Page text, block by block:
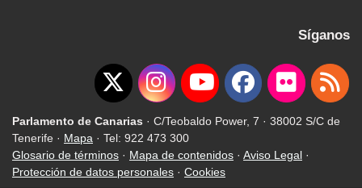
Síganos
Parlamento de Canarias · C/Teobaldo Power, 7 · 38002 S/C de
Tenerife · Mapa · Tel: 922 473 300
Glosario de términos · Mapa de contenidos · Aviso Legal ·
Protección de datos personales · Cookies